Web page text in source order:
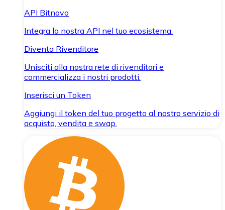
API Bitnovo
Integra la nostra API nel tuo ecosistema.
Diventa Rivenditore
Unisciti alla nostra rete di rivenditori e
commercializza i nostri prodotti.
Inserisci un Token
Aggiungi il token del tuo progetto al nostro servizio di
acquisto, vendita e swap.